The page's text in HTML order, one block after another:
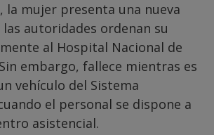
la mujer presenta una nueva
autoridades ordenan su
al Hospital Nacional de
embargo, fallece mientras es
vehículo del Sistema
el personal se dispone a
asistencial.